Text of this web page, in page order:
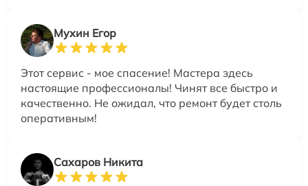
Мухин Егор
Этот сервис - мое спасение! Мастера здесь
настоящие профессионалы! Чинят все быстро и
качественно. Не ожидал, что ремонт будет столь
оперативным!
Сахаров Никита